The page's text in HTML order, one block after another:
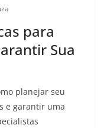
para
Sua
planejar seu
e garantir uma